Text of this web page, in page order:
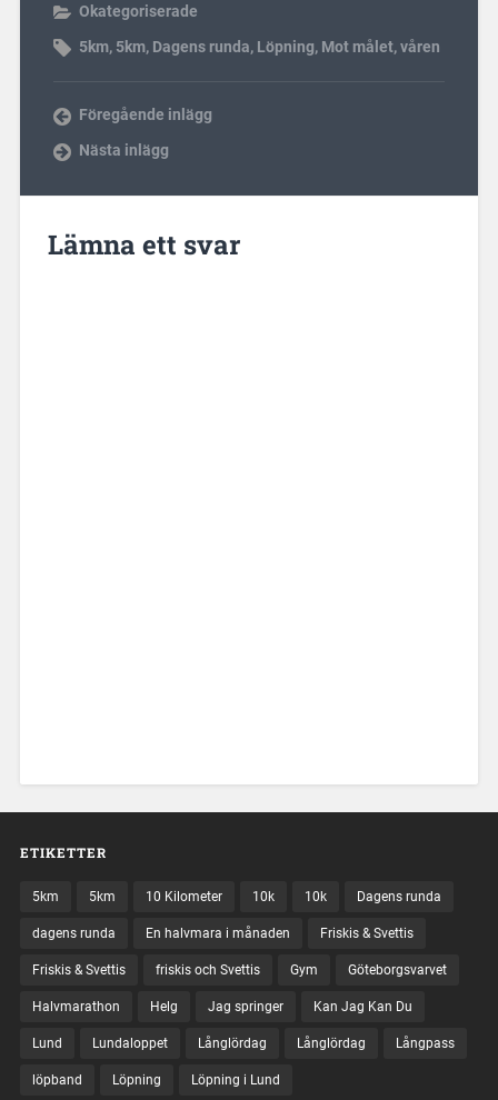
Okategoriserade
5km, 5km, Dagens runda, Löpning, Mot målet,våren
Föregående inlägg
Nästa inlägg
Lämna ett svar
ETIKETTER
5km 5km 10 Kilometer 10k 10k Dagens runda
dagens runda En halvmara i månaden Friskis & Svettis
Friskis & Svettis friskis och Svettis Gym Göteborgsvarvet
Halvmarathon Helg Jag springer Kan Jag Kan Du
Lund Lundaloppet Långlördag Långlördag Långpass
löpband Löpning Löpning i Lund